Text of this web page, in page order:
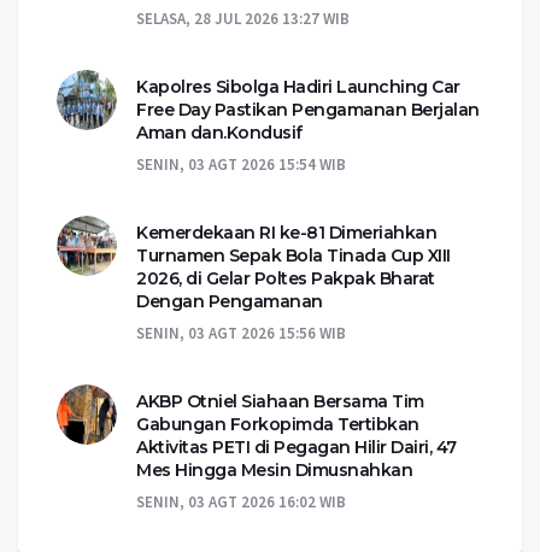
SELASA, 28 JUL 2026 13:27 WIB
Kapolres Sibolga Hadiri Launching Car
Free Day Pastikan Pengamanan Berjalan
Aman dan.Kondusif
SENIN, 03 AGT 2026 15:54 WIB
Kemerdekaan RI ke-81 Dimeriahkan
Turnamen Sepak Bola Tinada Cup XIII
2026, di Gelar Poltes Pakpak Bharat
Dengan Pengamanan
SENIN, 03 AGT 2026 15:56 WIB
AKBP Otniel Siahaan Bersama Tim
Gabungan Forkopimda Tertibkan
Aktivitas PETI di Pegagan Hilir Dairi, 47
Mes Hingga Mesin Dimusnahkan
SENIN, 03 AGT 2026 16:02 WIB